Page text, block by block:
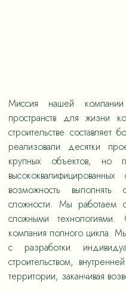
Миссия нашей
пространств для жизни
строительстве
реализовали десятки
крупных объектов, но
возможность выполнять
сложности. Мы работаем
сложными
компания полного цикла.
с разработки
строительством,
территории, заканчивая